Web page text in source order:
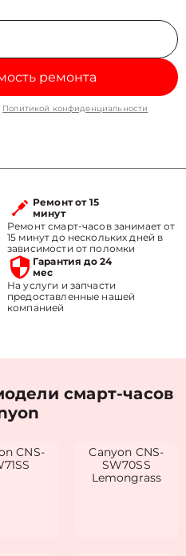
ремонта
Политикой конфиденциальности
Ремонт от 15
минут
Ремонт смарт-часов занимает от
15 минут до нескольких дней в
зависимости от поломки
Гарантия до 24
мес
На услуги и запчасти
предоставленные нашей
компанией
смарт-часов
CNS-
Canyon CNS-
SW70SS
Lemongrass